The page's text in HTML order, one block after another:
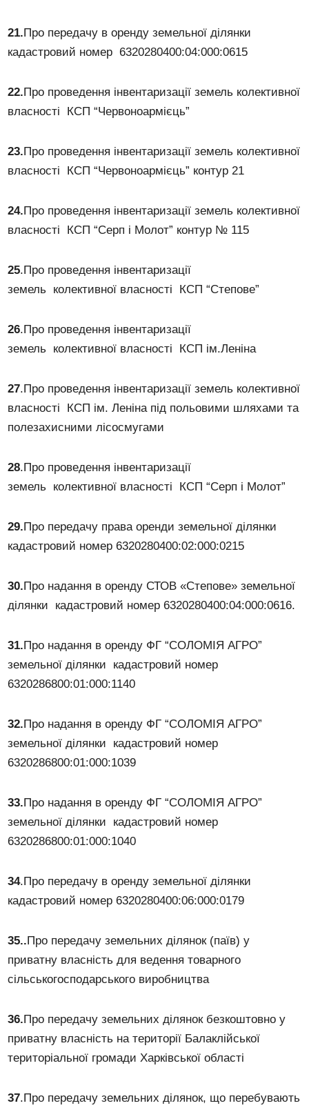
21.Про передачу в оренду земельної ділянки
кадастровий номер 6320280400:04:000:0615
22.Про проведення інвентаризації земель колективної
власності КСП “Червоноармієць”
23.Про проведення інвентаризації земель колективної
власності КСП “Червоноармієць” контур 21
24.Про проведення інвентаризації земель колективної
власності КСП “Серп і Молот” контур № 115
25.Про проведення інвентаризації
земель колективної власності КСП “Степове”
26.Про проведення інвентаризації
земель колективної власності КСП ім.Леніна
27.Про проведення інвентаризації земель колективної
власності КСП ім. Леніна під польовими шляхами та
полезахисними лісосмугами
28.Про проведення інвентаризації
земель колективної власності КСП “Серп і Молот”
29.Про передачу права оренди земельної ділянки
кадастровий номер 6320280400:02:000:0215
30.Про надання в оренду СТОВ «Степове» земельної
ділянки кадастровий номер 6320280400:04:000:0616.
31.Про надання в оренду ФГ “СОЛОМІЯ АГРО”
земельної ділянки кадастровий номер
6320286800:01:000:1140
32.Про надання в оренду ФГ “СОЛОМІЯ АГРО”
земельної ділянки кадастровий номер
6320286800:01:000:1039
33.Про надання в оренду ФГ “СОЛОМІЯ АГРО”
земельної ділянки кадастровий номер
6320286800:01:000:1040
34.Про передачу в оренду земельної ділянки
кадастровий номер 6320280400:06:000:0179
35..Про передачу земельних ділянок (паїв) у
приватну власність для ведення товарного
сільськогосподарського виробництва
36.Про передачу земельних ділянок безкоштовно у
приватну власність на території Балаклійської
територіальної громади Харківської області
37.Про передачу земельних ділянок, що перебувають